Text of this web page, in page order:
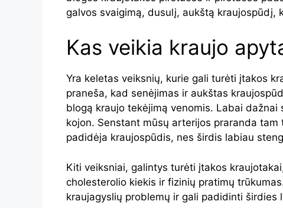
galvos svaigimą, dusulį, aukštą kraujospūdį,
Kas veikia kraujo
Yra keletas veiksnių, kurie gali turėti įtakos
praneša, kad senėjimas ir aukštas
blogą kraujo tekėjimą venomis. Labai
kojon. Senstant mūsų arterijos praranda
padidėja kraujospūdis, nes širdis labiau
Kiti veiksniai, galintys turėti įtakos
cholesterolio kiekis ir fizinių pratimų
kraujagyslių problemų ir gali padidinti